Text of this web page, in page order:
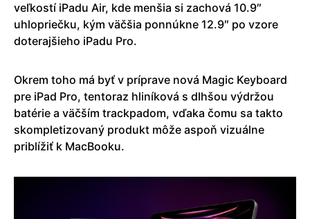
veľkostí iPadu Air, kde menšia si zachová 10.9″
uhlopriečku, kým väčšia ponnúkne 12.9″ po vzore
doterajšieho iPadu Pro.
Okrem toho má byť v príprave nová Magic Keyboard
pre iPad Pro, tentoraz hliníková s dlhšou výdržou
batérie a väčším trackpadom, vďaka čomu sa takto
skompletizovaný produkt môže aspoň vizuálne
priblížiť k MacBooku.